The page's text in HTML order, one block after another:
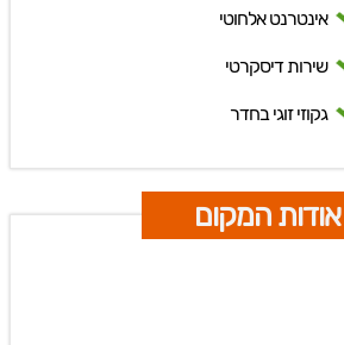
אינטרנט אלחוטי
שירות דיסקרטי
גקוזי זוגי בחדר
אודות המקום